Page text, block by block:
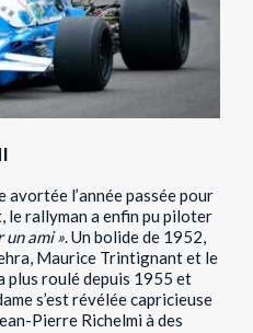
l’année passée pour
le rallyman a enfin pu piloter
un ami ». Un bolide de 1952,
Maurice Trintignant et le
plus roulé depuis 1955 et
s’est révélée capricieuse
Pierre Richelmi à des